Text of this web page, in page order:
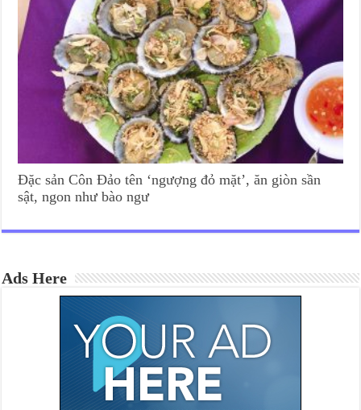
Đặc sản Côn Đảo tên ‘ngượng đỏ mặt’, ăn giòn sần
sật, ngon như bào ngư
Ads Here